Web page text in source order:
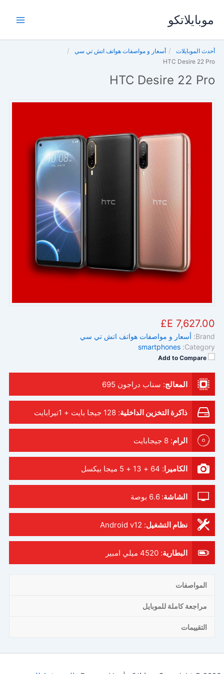
المحتوى
موبايلاتكو
أحدث الموبايلات
أسعار و مواصفات هواتف اتش تي سي
HTC Desire 22 Pro
HTC Desire 22 Pro
7,627.00 E£
Brand: أسعار و مواصفات هواتف اتش تي سي
Category:
smartphones
Add to Compare
المعالج: سناب دراجون 695
ذاكرة التخزين الداخلية: 128 جيجا بايت + 1تيرابايت
الرام: 8 جيجابايت
الكاميرا : 64 + 13 + 5 ميجا بيكسل
الشاشة:6.6 بوصة
نظام التشغيل:
Android v12
البطارية: 4520 ميلي امبير
المواصفات
مراجعة كاملة للموبايل
التقييمات